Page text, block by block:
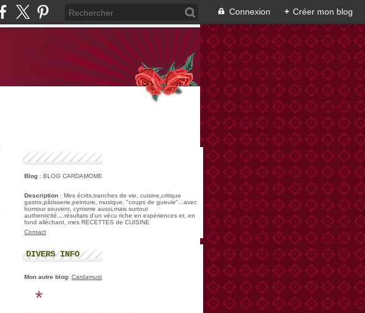
Connexion + Créer mon blog
Blog : BLOG CARDAMOME
Description : Mes écrits,tranches de vie, cuisine,critique
gastro,pâtisserie,peinture, musique, "coups de gueule"...avec
humour souvent, cynisme aussi,mais surtout
authenticité....résultats d'un vécu riche en expériences et, en
fond alléchant, mes RECETTES de CUISINE
Contact
DIVERS INFO
Mon autre blog: Cardamust
*